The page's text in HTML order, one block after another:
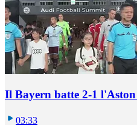
Il Bayern batte 2-1
03:33